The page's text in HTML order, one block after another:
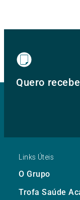
Quero
Links Úteis
O Grupo
Trofa Saúde